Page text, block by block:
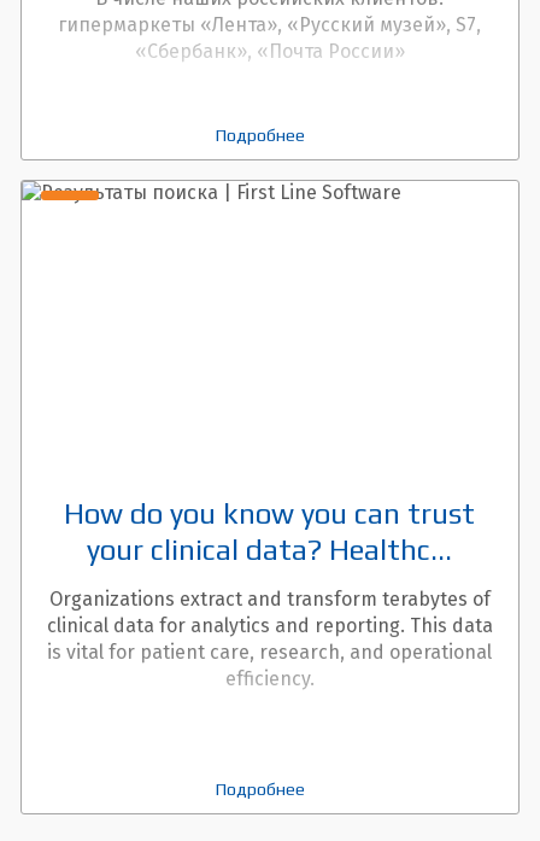
гипермаркеты «Лента», «Русский музей», S7,
«Сбербанк», «Почта России»
Подробнее
How do you know you can trust
your clinical data? Healthc...
Organizations extract and transform terabytes of
clinical data for analytics and reporting. This data
is vital for patient care, research, and operational
efficiency.
Подробнее